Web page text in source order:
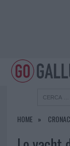
HOME